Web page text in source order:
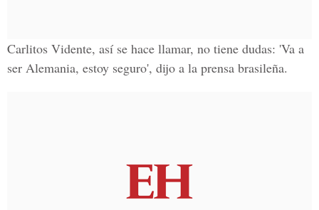
Carlitos Vidente, así se hace llamar, no tiene dudas: 'Va a
ser Alemania, estoy seguro', dijo a la prensa brasileña.